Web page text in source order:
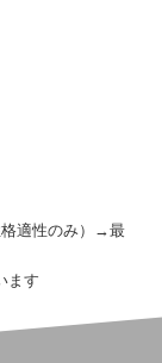
適性のみ）→最
ます